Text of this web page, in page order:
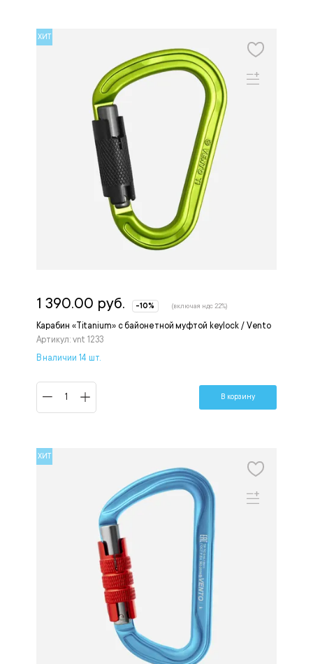
ХИТ
Карабин «Titanium» с байонетной муфтой keylock / Vento
Артикул: vnt 1233
1 390.00 руб. -10% (включая ндс 22%)
В наличии 14 шт.
В корзину
ХИТ